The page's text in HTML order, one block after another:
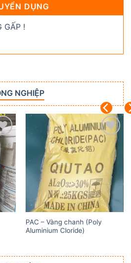
DỤNG
GẤP !
NGHIỆP
to
Add to
wishlist
PAC – Vàng chanh (Poly
Aluminium Cloride)